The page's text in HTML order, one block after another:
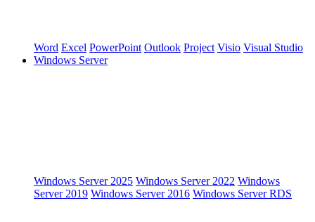
Word Excel PowerPoint Outlook Project Visio Visual Studio
Windows Server
Windows Server 2025 Windows Server 2022 Windows
Server 2019 Windows Server 2016 Windows Server RDS